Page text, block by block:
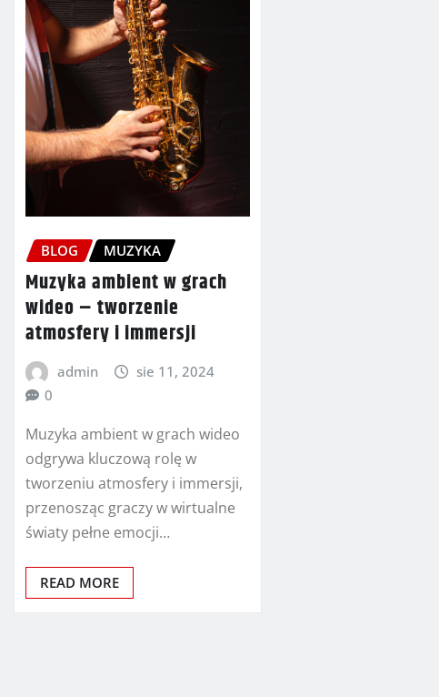
BLOG MUZYKA
Muzyka ambient w grach
wideo – tworzenie
atmosfery i immersji
admin
sie 11, 2024
0
Muzyka ambient w grach wideo
odgrywa kluczową rolę w
tworzeniu atmosfery i immersji,
przenosząc graczy w wirtualne
światy pełne emocji…
READ MORE